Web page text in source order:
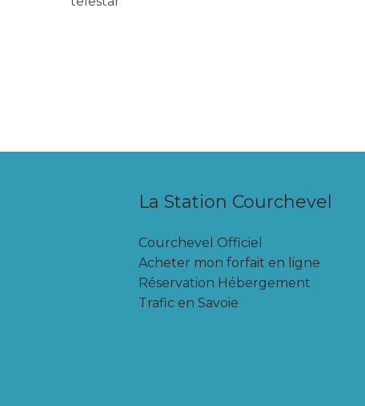
La Station Courchevel
Courchevel Officiel
Acheter mon forfait en ligne
Réservation Hébergement
Trafic en Savoie